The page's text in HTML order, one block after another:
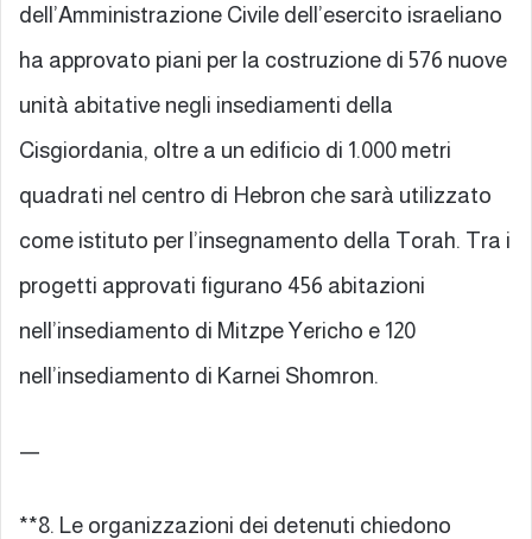
dell’Amministrazione Civile dell’esercito israeliano
ha approvato piani per la costruzione di 576 nuove
unità abitative negli insediamenti della
Cisgiordania, oltre a un edificio di 1.000 metri
quadrati nel centro di Hebron che sarà utilizzato
come istituto per l’insegnamento della Torah. Tra i
progetti approvati figurano 456 abitazioni
nell’insediamento di Mitzpe Yericho e 120
nell’insediamento di Karnei Shomron.
—
**8. Le organizzazioni dei detenuti chiedono